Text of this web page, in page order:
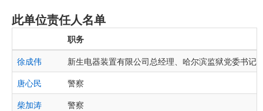
此单位责任人名单
职务
徐成伟
新生电器装置有限公司总经理、哈尔滨监狱党委书记
唐心民
警察
柴加涛
警察